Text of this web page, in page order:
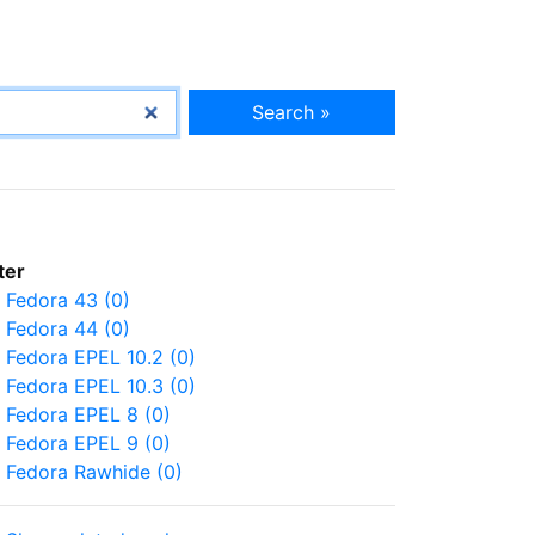
Search »
Fedora 43 (0)
Fedora 44 (0)
Fedora EPEL 10.2 (0)
Fedora EPEL 10.3 (0)
Fedora EPEL 8 (0)
Fedora EPEL 9 (0)
Fedora Rawhide (0)